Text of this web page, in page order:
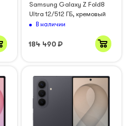
Samsung Galaxy Z Fold8
Ultra 12/512 ГБ, кремовый
В наличии
184 490 ₽